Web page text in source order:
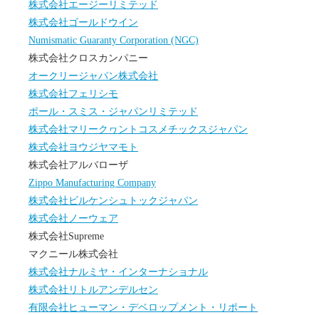
株式会社エージーリミテッド
株式会社ゴールドウイン
Numismatic Guaranty Corporation (NGC)
株式会社クロスカンパニー
オークリージャパン株式会社
株式会社フェリシモ
ポール・スミス・ジャパンリミテッド
株式会社マリークヮントコスメチックスジャパン
株式会社ヨウジヤマモト
株式会社アルバローザ
Zippo Manufacturing Company
株式会社ビルケンシュトックジャパン
株式会社ノーウェア
株式会社Supreme
マクニール株式会社
株式会社ナルミヤ・インターナショナル
株式会社リトルアンデルセン
有限会社ヒューマン・デベロップメント・リポート